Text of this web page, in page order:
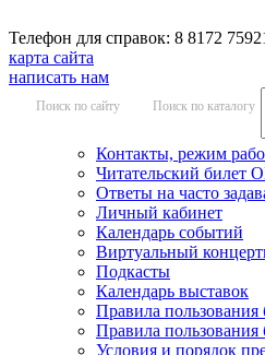
Телефон для справок: 8 8172
карта сайта
написать нам
Поиск по сайту Поиск по каталогу
Контакты, режим
Читательский
Ответы на часто
Личный кабинет
Календарь событий
Виртуальный
Подкасты
Календарь выставок
Правила пользования
Правила пользования
Условия и порядок